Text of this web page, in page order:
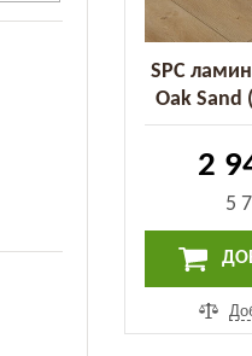
SPC
Oak Sand
2
5